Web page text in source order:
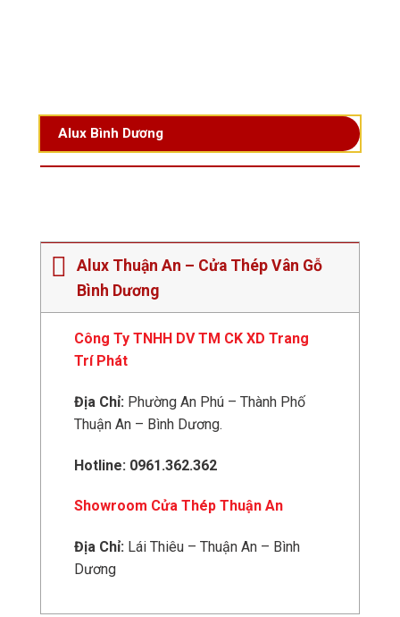
Alux Bình Dương
Alux Thuận An – Cửa Thép Vân Gỗ
Bình Dương
Công Ty TNHH DV TM CK XD Trang
Trí Phát
Địa Chỉ: Phường An Phú – Thành Phố
Thuận An – Bình Dương.
Hotline: 0961.362.362
Showroom Cửa Thép Thuận An
Địa Chỉ: Lái Thiêu – Thuận An – Bình
Dương